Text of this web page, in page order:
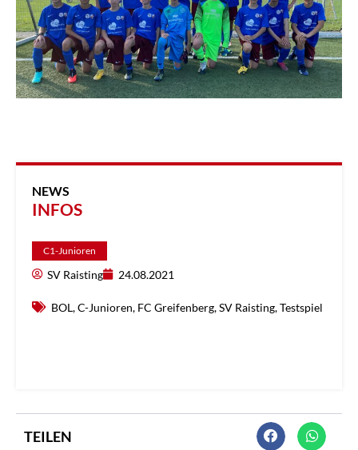
NEWS
INFOS
C1-Junioren
SV Raisting 24.08.2021
BOL,C-Junioren, FC Greifenberg,SV Raisting,Testspiel
TEILEN